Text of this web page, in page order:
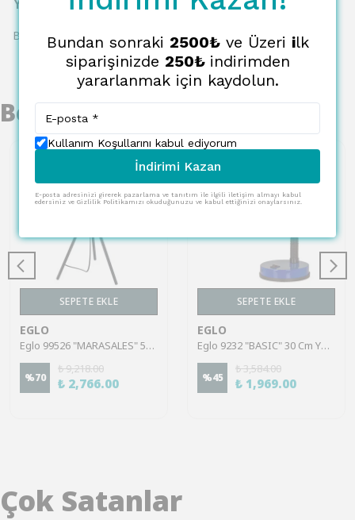
Bu ürün için henüz yorum yapılmamış.
Benzer Ürünler
SEPETE EKLE
EGLO
Eglo 99526 "MARASALES" 57 Cm Yüksekliğinde Çelik Masa Lambası
%70
₺ 9,218.00
₺ 2,766.00
SEPETE EKLE
EGLO
Eglo 9232 "BASIC" 30 Cm Yüksekliğinde Plastik, Çelik Masa Lambası
%45
₺ 3,584.00
₺ 1,969.00
Çok Satanlar
Bundan sonraki 2500₺ve Üzeri ilk
siparişinizde 250₺ indirimden
yararlanmak için kaydolun.
Kullanım Koşullarını kabul ediyorum
İndirimi Kazan
E-posta adresinizi girerek pazarlama ve tanıtım ile ilgili iletişim almayı kabul
edersiniz ve Gizlilik Politikamızı okuduğunuzu ve kabul ettiğinizi onaylarsınız.